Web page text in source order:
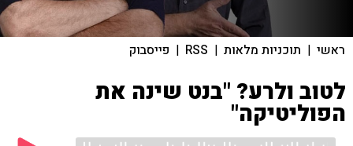
ראשי | תוכניות מלאות |
RSS
| פייסבוק
לטוב ולרע? "בנט שינה את
הפוליטיקה"